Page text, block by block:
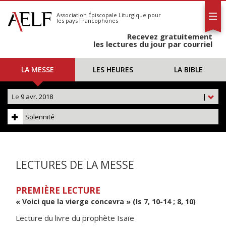
S'abonner
Calendrier
Association Épiscopale Liturgique pour
les pays Francophones
Recevez gratuitement
les lectures du jour par courriel
LA MESSE LES HEURES LA BIBLE
|
Le 9 avr. 2018
Solennité
LECTURES DE LA MESSE
PREMIÈRE LECTURE
« Voici que la vierge concevra » (Is 7, 10-14 ; 8, 10)
Lecture du livre du prophète Isaïe